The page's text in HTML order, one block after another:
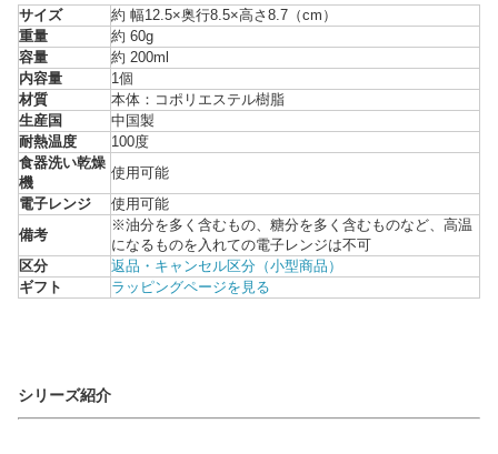
サイズ
約 幅12.5×奥行8.5×高さ8.7（cm）
重量
約 60g
容量
約 200ml
内容量
1個
材質
本体：コポリエステル樹脂
生産国
中国製
耐熱温度
100度
食器洗い乾燥
機
使用可能
電子レンジ
使用可能
備考
※油分を多く含むもの、糖分を多く含むものなど、高温
になるものを入れての電子レンジは不可
区分
返品・キャンセル区分（小型商品）
ギフト
ラッピングページを見る
シリーズ紹介